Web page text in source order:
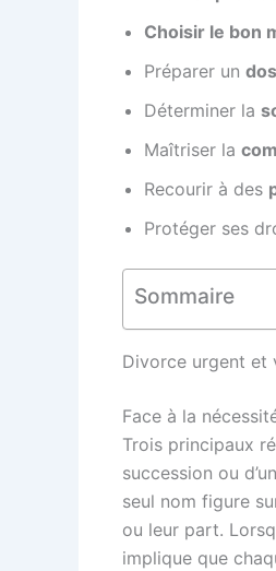
Choisir le bon
Préparer un
Déterminer la
Maîtriser la
Recourir à des
Protéger ses
Sommaire
Divorce urgent et
Face à la
Trois principaux
succession ou
seul nom figure
ou leur part.
implique que